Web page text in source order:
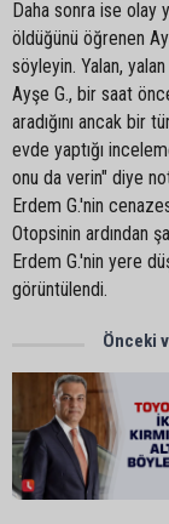
Daha sonra ise olay
öldüğünü öğrenen
söyleyin. Yalan,
Ayşe G., bir saat
aradığını ancak bir
evde yaptığı
onu da verin" diye
Erdem G.'nin
Otopsinin ardından
Erdem G.'nin yere
görüntülendi.
Önceki